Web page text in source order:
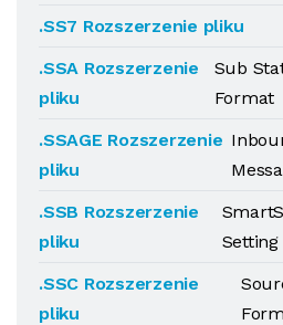
.SS7 Rozszerzenie pliku
.SSA Rozszerzenie
pliku
Sub
Format
.SSAGE Rozszerzenie
pliku
.SSB Rozszerzenie
pliku
Setting
.SSC Rozszerzenie
pliku